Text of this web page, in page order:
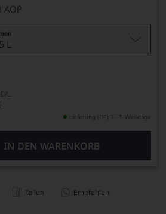
AOP
L
/L
Lieferung (DE) 3 - 5 Werktage
IN DEN WARENKORB
Teilen Empfehlen